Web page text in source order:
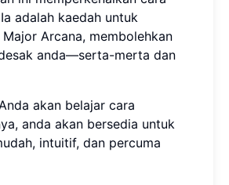
adalah kaedah untuk
Arcana, membolehkan
anda—serta-merta dan
akan belajar cara
anda akan bersedia untuk
intuitif, dan percuma